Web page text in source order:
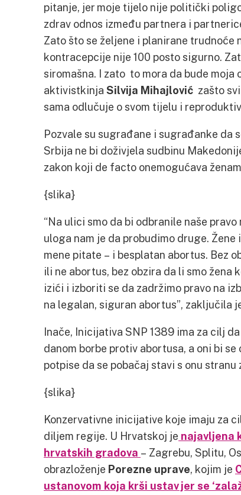
pitanje, jer moje tijelo nije politički
zdrav odnos između partnera i
Zato što se željene i planirane
kontracepcije nije 100 posto sigurno.
siromašna. I zato to mora da bude moja
aktivistkinja Silvija Mihajlović zašto
sama odlučuje o svom tijelu i
Pozvale su sugrađane i sugrađanke
Srbija ne bi doživjela sudbinu
zakon koji de facto onemogućava
{slika}
“Na ulici smo da bi odbranile naše
uloga nam je da probudimo druge.
mene pitate – i besplatan abortus. Bez
ili ne abortus, bez obzira da li smo žena
izići i izboriti se da zadržimo pravo na
na legalan, siguran abortus”, zaključila
Inače, Inicijativa SNP 1389 ima za cilj
danom borbe protiv abortusa, a oni bi
potpise da se pobačaj stavi s onu stranu
{slika}
Konzervativne inicijative koje imaju za
diljem regije. U Hrvatskoj je najavljena
hrvatskih gradova – Zagrebu, Splitu,
obrazloženje Porezne uprave, kojim je
ustanovom koja krši ustav jer se